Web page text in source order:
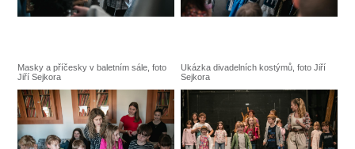
Masky a příčesky v baletním sále, foto
Jiří Sejkora
Ukázka divadelních kostýmů, foto Jiří
Sejkora